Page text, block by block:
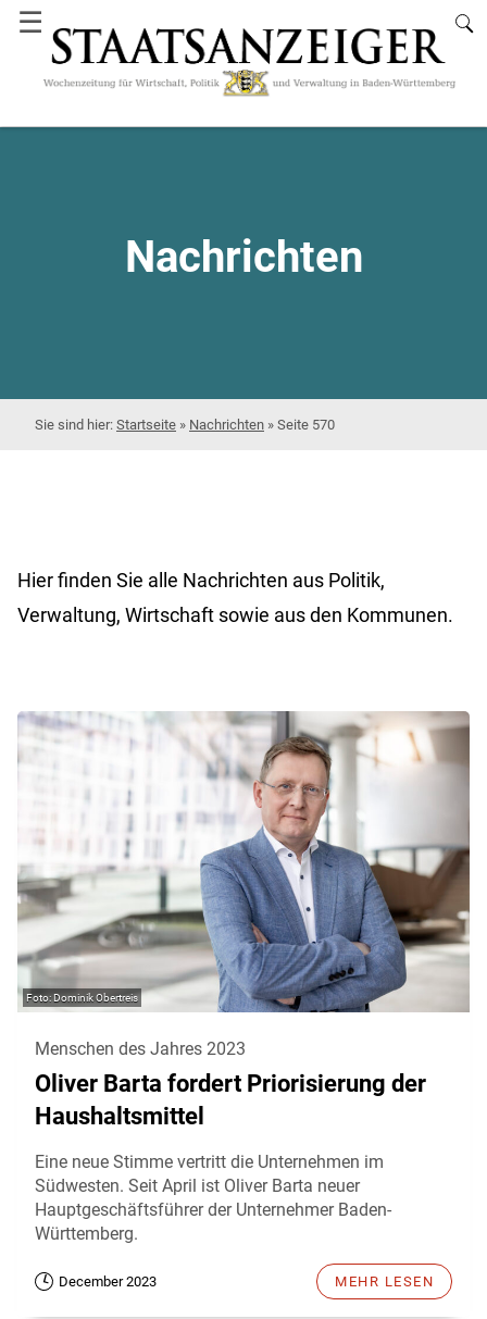
☰
Nachrichten
Startseite » Nachrichten » Seite 570
Hier finden Sie alle Nachrichten aus Politik,
Verwaltung, Wirtschaft sowie aus den Kommunen.
Dominik Obertreis
Menschen des Jahres 2023
Oliver Barta fordert Priorisierung der
Haushaltsmittel
Eine neue Stimme vertritt die Unternehmen im
Südwesten. Seit April ist Oliver Barta neuer
Hauptgeschäftsführer der Unternehmer Baden-
Württemberg.
December 2023 MEHR LESEN